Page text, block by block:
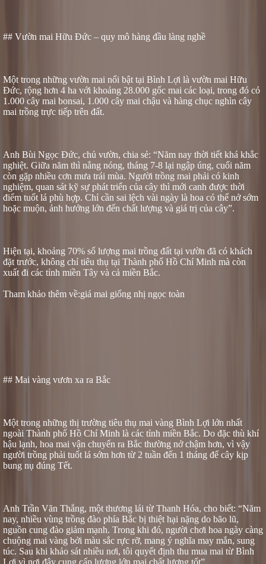
## Vườn mai Hữu Đức – quy mô hàng đầu làng nghề
Một trong những vườn mai nổi bật tại Bình Lợi là vườn mai Hữu
Đức, rộng hơn 4 ha với khoảng 28.000 gốc mai các loại, trong đó có
1.000 cây mai bonsai, 1.000 cây mai chậu và hàng chục nghìn cây
mai trồng trực tiếp trên đất.
Anh Bùi Ngọc Đức, chủ vườn, chia sẻ: “Năm nay thời tiết khá khắc
nghiệt. Giữa năm thì nắng nóng, tháng 7-8 lại ngập úng, cuối năm
còn gặp nhiều cơn mưa trái mùa. Người trồng mai phải có kinh
nghiệm, quan sát kỹ sự phát triển của cây thì mới canh được thời
điểm tuốt lá phù hợp. Chỉ cần sai lệch vài ngày là hoa có thể nở sớm
hoặc muộn, ảnh hưởng lớn đến chất lượng và giá trị của cây”.
Hiện tại, khoảng 70% số lượng mai trồng đất tại vườn đã có khách
đặt trước, không chỉ tiêu thụ tại Thành phố Hồ Chí Minh mà còn
xuất đi các tỉnh miền Tây và cả miền Bắc.
Tham khảo thêm về:giá mai giống nhị ngọc toàn
## Mai vàng vươn xa ra Bắc
Một trong những thị trường tiêu thụ mai vàng Bình Lợi lớn nhất
ngoài Thành phố Hồ Chí Minh là các tỉnh miền Bắc. Do đặc thù khí
hậu lạnh, hoa mai vận chuyển ra Bắc thường nở chậm hơn, vì vậy
người trồng phải tuốt lá sớm hơn từ 2 tuần đến 1 tháng để cây kịp
bung nụ đúng Tết.
Anh Trần Văn Thắng, một thương lái từ Thanh Hóa, cho biết: “Năm
nay, nhiều vùng trồng đào phía Bắc bị thiệt hại nặng do bão lũ,
nguồn cung đào giảm mạnh. Trong khi đó, người chơi hoa ngày càng
chuộng mai vàng bởi màu sắc rực rỡ, mang ý nghĩa may mắn, sung
túc. Sau khi khảo sát nhiều nơi, tôi quyết định thu mua mai từ Bình